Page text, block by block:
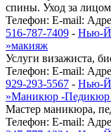
спины. Уход за
Телефон: E-mail:
516-787-7409 - Нью-
»макияж
Услуги визажиста,
Телефон: E-mail:
929-293-5567 - Нью-
»Маникюр -Педикюр
Мастер маникюра,
Телефон: E-mail: